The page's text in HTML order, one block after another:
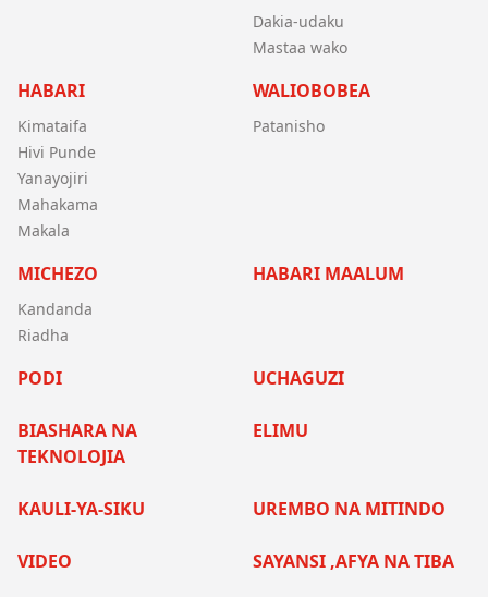
Dakia-udaku
Mastaa wako
HABARI
Kimataifa
Hivi Punde
Yanayojiri
Mahakama
Makala
WALIOBOBEA
Patanisho
MICHEZO
Kandanda
Riadha
HABARI MAALUM
PODI UCHAGUZI
BIASHARA NA
TEKNOLOJIA
ELIMU
KAULI-YA-SIKU UREMBO NA MITINDO
VIDEO SAYANSI ,AFYA NA TIBA